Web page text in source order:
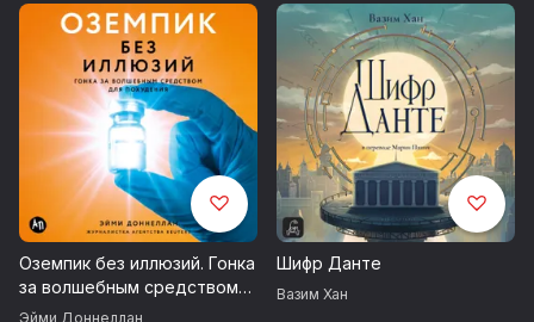
Оземпик без иллюзий. Гонка
за волшебным средством
для похудения
Эйми Доннеллан
Шифр Данте
Вазим Хан